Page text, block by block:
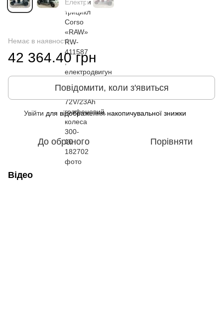
Немає в наявності
42 364.40 грн
Повідомити, коли з'явиться
Увійти для відображення накопичувальної знижки
До обраного Порівняти
Відео